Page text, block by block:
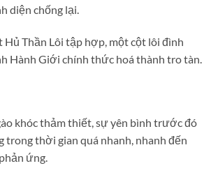
diện chống lại.
Hủ Thần Lôi tập hợp, một cột lôi đình
Hành Giới chính thức hoá thành tro tàn.
khóc thảm thiết, sự yên bình trước đó
trong thời gian quá nhanh, nhanh đến
ứng.